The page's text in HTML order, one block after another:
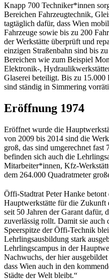
Knapp 700 Techniker*innen
Bereichen Fahrzeugtechnik,
tagtäglich dafür, dass Wien
Fahrzeuge sowie bis zu 200
der Werkstätte überprüft und
einzigen Straßenbahn sind bis
Bereichen wie zum Beispiel
Elektronik-,
Glaserei beteiligt. Bis zu 15.000
sind ständig in Simmering
Eröffnung 1974
Eröffnet wurde die
von 2009 bis 2014 sind die
groß, das sind umgerechnet
befinden sich auch die
Mitarbeiter*innen, Kfz-
dem 264.000 Quadratmeter
Öffi-Stadtrat Peter Hanke
Hauptwerkstätte für die Zukunft
seit 50 Jahren der Garant dafür,
zuverlässig rollt. Damit sie auch
Speerspitze der Öffi-Technik
Lehrlingsausbildung stark
Lehrlingscampus in der
Nachwuchs, der hier
dass Wien auch in den
Städte der Welt bleibt.“